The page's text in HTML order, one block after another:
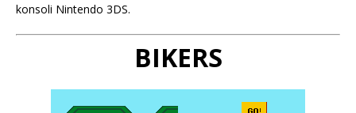
konsoli Nintendo 3DS.
BIKERS